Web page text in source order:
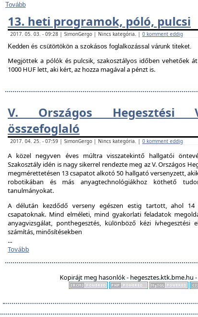
Tovább
13. heti programok, póló, pulcsi
2017. 05. 03. - 09:28 | SimonGergo | Nincs kategória. | 0 komment eddig
Kedden és csütörtökön a szokásos foglalkozással várunk titeket.
Megjöttek a pólók és pulcsik, szakosztályos időben vehetőek
1000 HUF lett, aki kért, az hozza magával a pénzt is.
V. Országos Hegesztési
összefoglaló
2017. 04. 25. - 07:59 | SimonGergo | Nincs kategória. | 0 komment eddig
A közel negyven éves múltra visszatekintő hallgatói
Szakosztály idén is nagy sikerrel rendezte meg az V. Országos
megmérettetésen 13 csapatot alkotó 50 hallgató versenyzett,
robotikában és más anyagtechnológiákhoz köthető
tanulmányokat.
A délután kezdődő verseny egészen estig tartott, ahol
csapatoknak. Mind elméleti, mind gyakorlati feladatok
anyagvizsgálat, ponthegesztés, különböző kézi ívhegesztési
számítás, minősítésekben
...
Tovább
Kopirájt meg hasonlók - hegesztes.ktk.bme.hu